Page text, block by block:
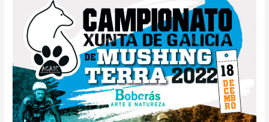
Boborás
Campeonato
Junta
de
Galicia
Mushing
Tierra
2022